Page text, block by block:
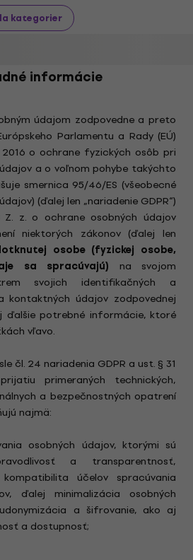
kategorier
informácie
údajom zodpovedne a preto
Parlamentu a Rady (EÚ)
o ochrane fyzických osôb pri
a o voľnom pohybe takýchto
smernica 95/46/ES (všeobecné
(ďalej len „nariadenie GDPR“)
z. o ochrane osobných údajov
niektorých zákonov (ďalej len
osobe (fyzickej osobe,
sa spracúvajú) na svojom
svojich identifikačných a
kontaktných údajov zodpovednej
ďalšie potrebné informácie, ktoré
vľavo.
čl. 24 nariadenia GDPR a ust. § 31
primeraných technických,
a bezpečnostných opatrení
najmä:
osobných údajov, ktorými sú
a transparentnosť,
účelov spracúvania
ďalej minimalizácia osobných
a šifrovanie, ako aj
a dostupnosť;